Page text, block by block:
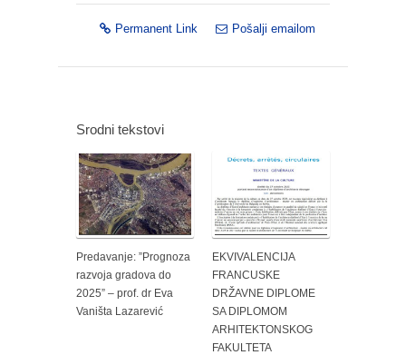
Permanent Link Pošalji emailom
Srodni tekstovi
Predavanje: ”Prognoza
razvoja gradova do
2025” – prof. dr Eva
Vaništa Lazarević
EKVIVALENCIJA
FRANCUSKE
DRŽAVNE DIPLOME
SA DIPLOMOM
ARHITEKTONSKOG
FAKULTETA